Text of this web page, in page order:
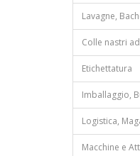
Lavagne,
Colle nastri
Etichettatura
Imballaggio,
Logistica,
Macchine e